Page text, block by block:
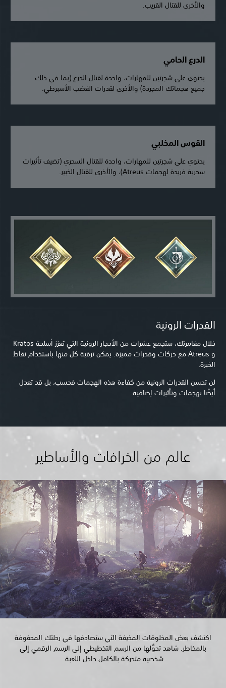
والأخرى للقتال القريب.
الدرع الحامي
يحتوي على شجرتين للمهارات، واحدة لقتال الدرع (بما في ذلك
جميع هجماتك المجردة) والأخرى لقدرات الغضب الأسبرطي.
القوس المخلبي
يحتوي على شجرتين للمهارات، واحدة للقتال السحري (تضيف تأثيرات
سحرية فريدة لهجمات Atreus)، والأخرى للقتال الخبير.
القدرات الرونية
خلال مغامرتك، ستجمع عشرات من الأحجار الرونية التي تعزز أسلحة Kratos
و Atreus مع حركات وقدرات مميزة. يمكن ترقية كل منها باستخدام نقاط
الخبرة.
لن تحسن القدرات الرونية من كفاءة هذه الهجمات فحسب، بل قد تعدل
أيضًا بهجمات وتأثيرات إضافية.
عالم من الخرافات والأساطير
اكتشف بعض المخلوقات المخيفة التي ستصادفها في رحلتك المحفوفة
بالمخاطر. شاهد تحوُّلها من الرسم التخطيطي إلى الرسم الرقمي إلى
شخصية متحركة بالكامل داخل اللعبة.